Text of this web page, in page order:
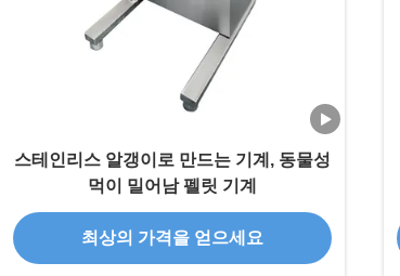
스테인리스 알갱이로 만드는 기계, 동물성
먹이 밀어남 펠릿 기계
최상의 가격을 얻으세요